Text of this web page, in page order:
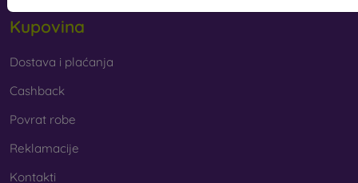
Guma i silikon
udarce i fleksibilnošću, zahvaljujući kojoj se maskica
Plastika
popularne. Čvršće su od silikonskih, no nemaju tako
dobre učinke ublažavanja udaraca.
Koža
Kupovina
Dostava i plaćanja
Cashback
Povrat robe
Reklamacije
Kontakti